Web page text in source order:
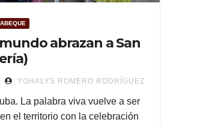
abrazan a San
YOHALYS ROMERO RODRÍGUEZ
La palabra viva vuelve a ser
el territorio con la celebración